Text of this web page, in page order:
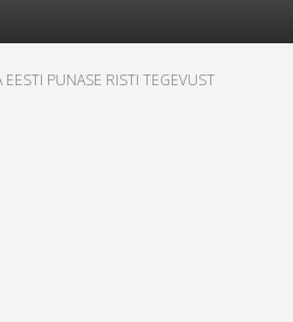
EESTI PUNASE RISTI TEGEVUST